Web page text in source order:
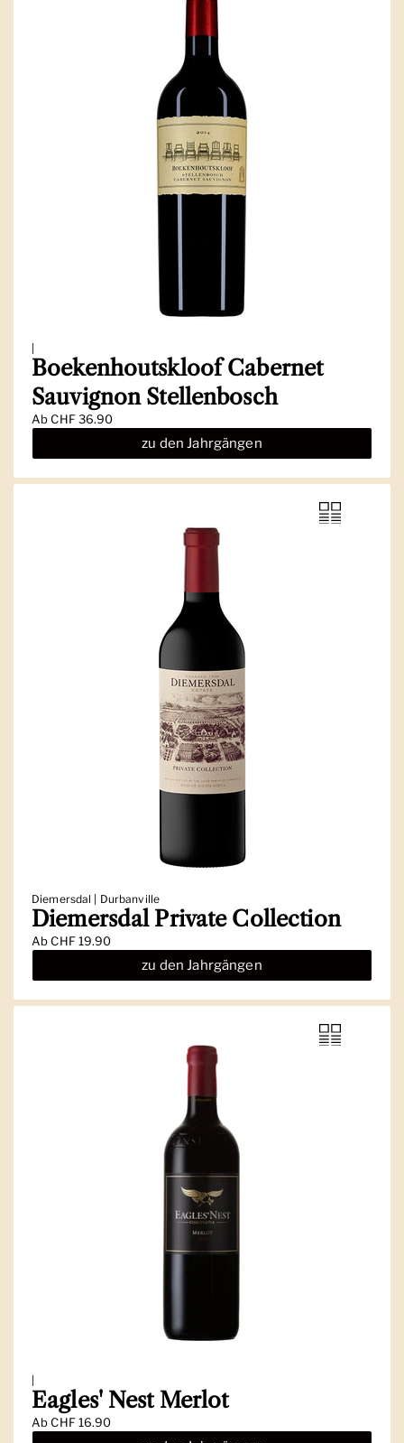
Boekenhoutskloof Cabernet
Sauvignon Stellenbosch
AbCHF 36.90
zu den Jahrgängen
Diemersdal | Durbanville
Diemersdal Private Collection
AbCHF 19.90
zu den Jahrgängen
Eagles' Nest Merlot
AbCHF 16.90